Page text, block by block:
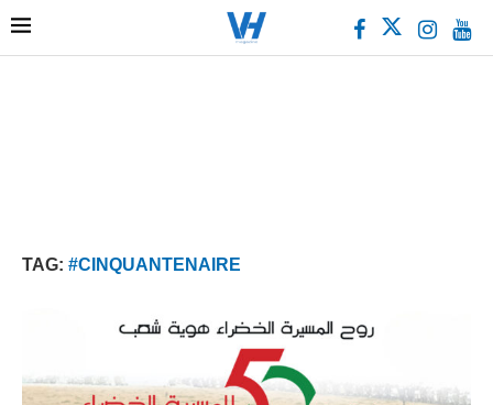
TAG: #CINQUANTENAIRE